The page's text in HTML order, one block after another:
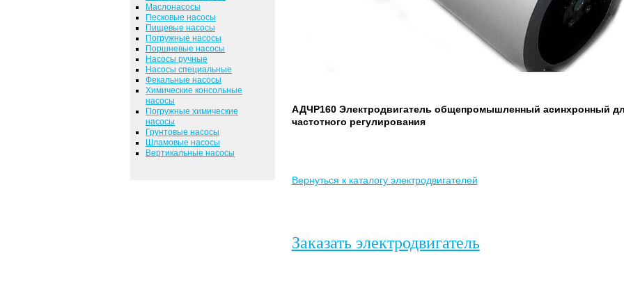
Маслонасосы
Песковые насосы
Пищевые насосы
Погружные насосы
Поршневые насосы
Насосы ручные
Насосы специальные
Фекальные насосы
Химические консольные
насосы
Погружные химические
насосы
Грунтовые насосы
Шламовые насосы
Вертикальные насосы
АДЧР160 Электродвигатель общепромышленный асинхронный
частотного регулирования
Вернуться к каталогу электродвигателей
Заказать электродвигатель